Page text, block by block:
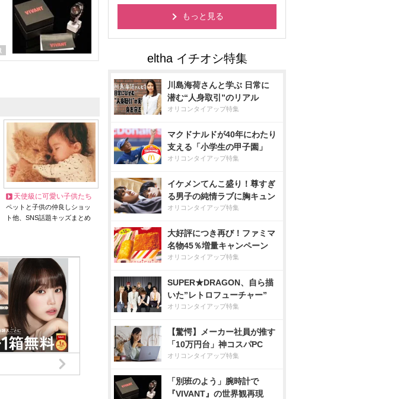
天使級に可愛い子供たち
ペットと子供の仲良しショッ
ト他、SNS話題キッズまとめ
もっと見る
川島海荷さんと学ぶ 日常に
潜む“人身取引”のリアル
オリコンタイアップ特集
マクドナルドが40年にわたり
支える「小学生の甲子園」
オリコンタイアップ特集
イケメンてんこ盛り！尊すぎ
る男子の純情ラブに胸キュン
オリコンタイアップ特集
大好評につき再び！ファミマ
名物45％増量キャンペーン
オリコンタイアップ特集
SUPER★DRAGON、自ら描
いた”レトロフューチャー”
オリコンタイアップ特集
【驚愕】メーカー社員が推す
「10万円台」神コスパPC
オリコンタイアップ特集
「別班のよう」腕時計で
『VIVANT』の世界観再現